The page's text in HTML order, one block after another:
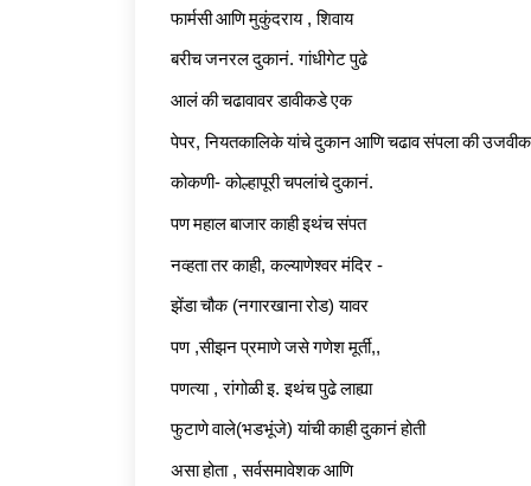
फार्मसीआणिमुकुंदराय,शिवाय
बरीचजनरलदुकानं.गांधीगेटपुढे
आलंकीचढावावरडावीकडेएक
पेपर,नियतकालिकेयांचेदुकानआणिचढावसंपलाकी
कोकणी-कोल्हापूरीचपलांचेदुकानं.
पणमहालबाजारकाहीइथंचसंपत
नव्हतातरकाही,कल्याणेश्वरमंदिर -
झेंडाचौक(नगारखानारोड)यावर
पण,सीझनप्रमाणेजसेगणेशमूर्ती,,
पणत्या,रांगोळीइ.इथंचपुढेलाह्या
फुटाणेवाले(भडभूंजे)यांचीकाहीदुकानंहोती
असाहोता,सर्वसमावेशकआणि